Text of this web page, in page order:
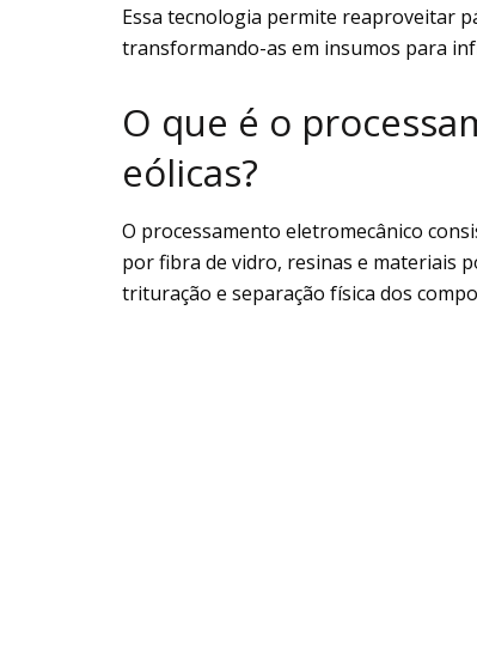
Essa tecnologia permite reaproveitar
transformando-as em insumos para
O que é o
eólicas?
O processamento eletromecânico
por fibra de vidro, resinas e materiais
trituração e separação física dos